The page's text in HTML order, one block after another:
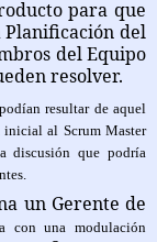
para que
Planificación del
del Equipo
resolver.
resultar de aquel
al Scrum Master
discusión que podría
un Gerente de
con una modulación